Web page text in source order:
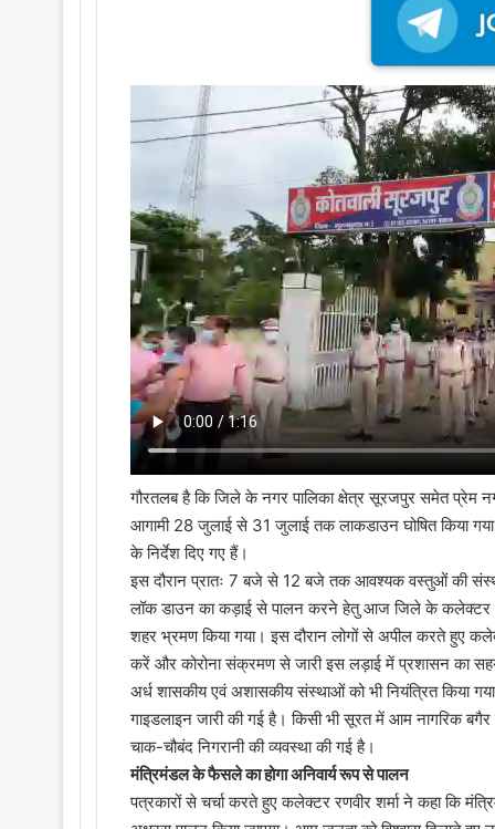
गौरतलब है कि जिले के नगर पालिका क्षेत्र सूरजपुर समेत प्रेम
आगामी 28 जुलाई से 31 जुलाई तक लाकडाउन घोषित किया
के निर्देश दिए गए हैं।
इस दौरान प्रातः 7 बजे से 12 बजे तक आवश्यक वस्तुओं की
लॉक डाउन का कड़ाई से पालन करने हेतु आज जिले के कलेक्टर
शहर भ्रमण किया गया। इस दौरान लोगों से अपील करते हुए
करें और कोरोना संक्रमण से जारी इस लड़ाई में प्रशासन का
अर्ध शासकीय एवं अशासकीय संस्थाओं को भी नियंत्रित किया
गाइडलाइन जारी की गई है। किसी भी सूरत में आम नागरिक
चाक-चौबंद निगरानी की व्यवस्था की गई है।
मंत्रिमंडल के फैसले का होगा अनिवार्य रूप से पालन
पत्रकारों से चर्चा करते हुए कलेक्टर रणवीर शर्मा ने कहा कि